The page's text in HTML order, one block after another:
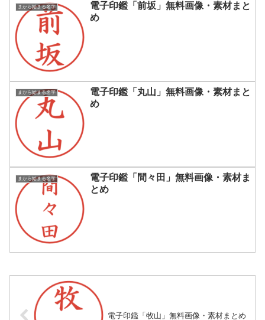
まから始まる名字
電子印鑑「前坂」無料画像・素材まと
め
まから始まる名字
電子印鑑「丸山」無料画像・素材まと
め
まから始まる名字
電子印鑑「間々田」無料画像・素材ま
とめ
電子印鑑「牧山」無料画像・素材まとめ